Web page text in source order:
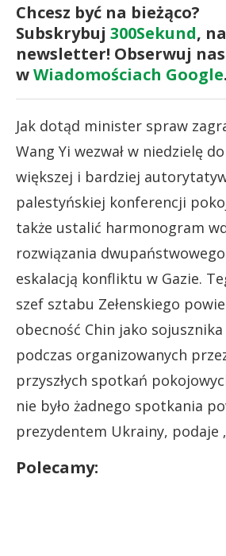
Chcesz być na bieżąco?
Subskrybuj 300Sekund,
newsletter! Obserwuj
wWiadomościach Google.
Jak dotąd minister spraw
Wang Yi wezwał w niedzielę
większej i bardziej
palestyńskiej konferencji
także ustalić harmonogram
rozwiązania
eskalacją konfliktu w Gazie.
szef sztabu Zełenskiego
obecność Chin jako
podczas organizowanych
przyszłych spotkań
nie było żadnego spotkania
prezydentem Ukrainy, podaje
Polecamy: